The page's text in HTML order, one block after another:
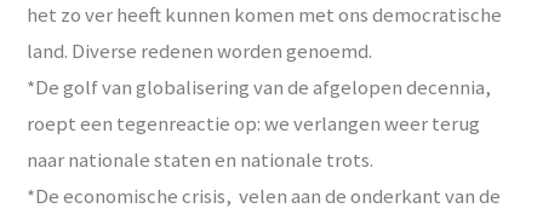
het zo ver heeft kunnen komen met ons democratische
land. Diverse redenen worden genoemd.
*De golf van globalisering van de afgelopen decennia,
roept een tegenreactie op: we verlangen weer terug
naar nationale staten en nationale trots.
*De economische crisis, velen aan de onderkant van de